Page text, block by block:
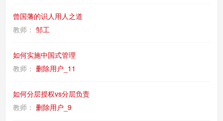
曾国藩的识人用人之道
教师： 邹工
如何实施中国式管理
教师： 删除用户_11
如何分层授权vs分层负责
教师： 删除用户_9